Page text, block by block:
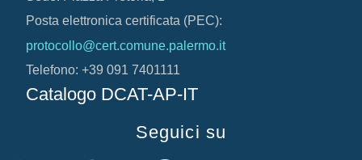
Posta elettronica certificata (PEC):
protocollo@cert.comune.palermo.it
Telefono: +39 091 7401111
Catalogo DCAT-AP-IT
Seguici su